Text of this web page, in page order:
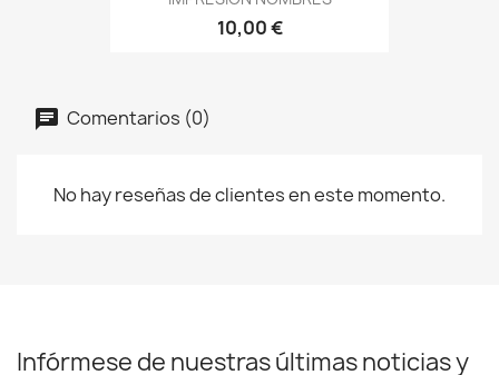
10,00 €
Comentarios (0)
No hay reseñas de clientes en este momento.
Infórmese de nuestras últimas noticias y